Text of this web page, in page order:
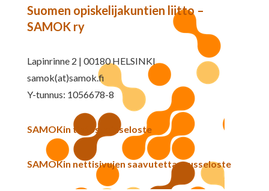
Suomen opiskelijakuntien liitto –
SAMOK ry
Lapinrinne 2 | 00180 HELSINKI
samok(at)samok.fi
Y-tunnus: 1056678-8
SAMOKin tietosuojaseloste
SAMOKin nettisivujen saavutettavuusseloste